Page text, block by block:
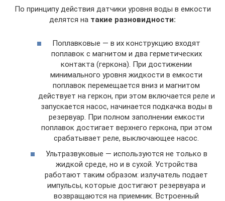
По принципу действия датчики уровня воды в емкости
делятся на такие разновидности:
Поплавковые — в их конструкцию входят
поплавок с магнитом и два герметических
контакта (геркона). При достижении
минимального уровня жидкости в емкости
поплавок перемещается вниз и магнитом
действует на геркон, при этом включается реле и
запускается насос, начинается подкачка воды в
резервуар. При полном заполнении емкости
поплавок достигает верхнего геркона, при этом
срабатывает реле, выключающее насос.
Ультразвуковые — используются не только в
жидкой среде, но и в сухой. Устройства
работают таким образом: излучатель подает
импульсы, которые достигают резервуара и
возвращаются на приемник. Встроенный